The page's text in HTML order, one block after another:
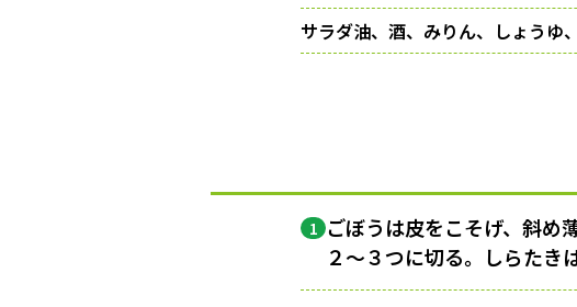
サラダ油、酒、みりん、しょうゆ
1 ごぼうは皮をこそげ、斜め
２〜３つに切る。しらたき